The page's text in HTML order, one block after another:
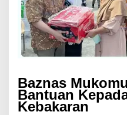
Baznas
Bantuan
Kebakaran